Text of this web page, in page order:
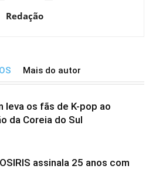
Redação
Mais do autor
leva os fãs de K-pop ao
da Coreia do Sul
assinala 25 anos com